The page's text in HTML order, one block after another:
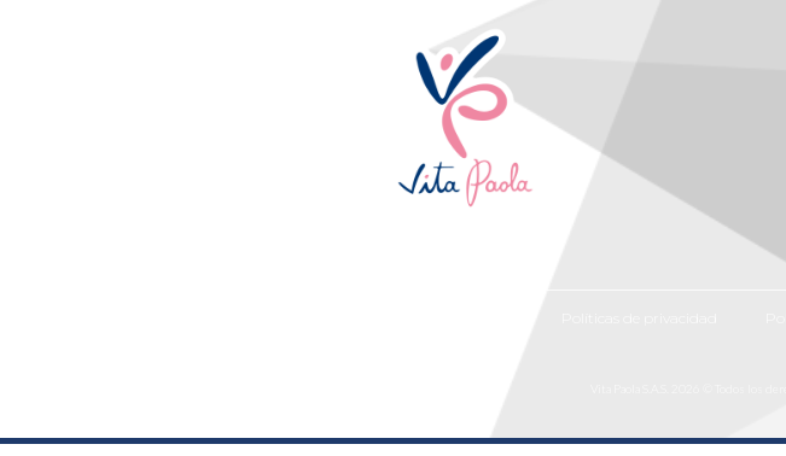
Vita Paola S.A.S. 2026 © Todos los